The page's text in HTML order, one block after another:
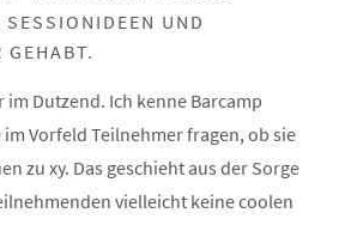
SESSIONIDEEN UND
GEHABT.
Dutzend. Ich kenne Barcamp
Vorfeld Teilnehmer fragen, ob sie
zu xy. Das geschieht aus der Sorge
vielleicht keine coolen